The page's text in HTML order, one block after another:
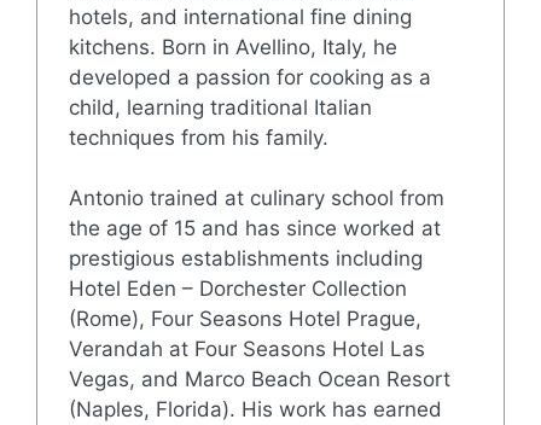
hotels, and international fine dining
kitchens. Born in Avellino, Italy, he
developed a passion for cooking as a
child, learning traditional Italian
techniques from his family.
Antonio trained at culinary school from
the age of 15 and has since worked at
prestigious establishments including
Hotel Eden – Dorchester Collection
(Rome), Four Seasons Hotel Prague,
Verandah at Four Seasons Hotel Las
Vegas, and Marco Beach Ocean Resort
(Naples, Florida). His work has earned